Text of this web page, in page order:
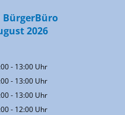
2026
- 13:00 Uhr
Von 08:00 bis 13:00 Uhr
- 13:00 Uhr
Von 08:00 bis 13:00 Uhr
- 13:00 Uhr
Von 08:00 bis 13:00 Uhr
- 12:00 Uhr